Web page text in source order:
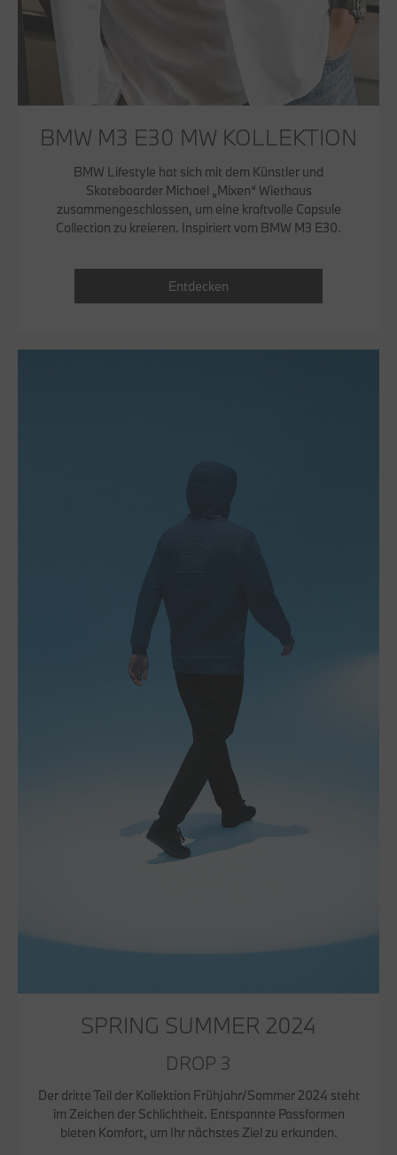
BMW M3 E30 MW KOLLEKTION
BMW Lifestyle hat sich mit dem Künstler und
Skateboarder Michael „Mixen“ Wiethaus
zusammengeschlossen, um eine kraftvolle Capsule
Collection zu kreieren. Inspiriert vom BMW M3 E30.
Entdecken
SPRING SUMMER 2024
DROP 3
Der dritte Teil der Kollektion Frühjahr/Sommer 2024 steht
im Zeichen der Schlichtheit. Entspannte Passformen
bieten Komfort, um Ihr nächstes Ziel zu erkunden.